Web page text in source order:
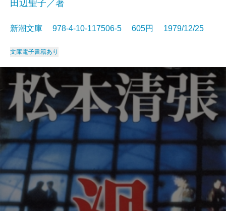
田辺聖子／著
新潮文庫 978-4-10-117506-5 605円 1979/12/25
文庫電子書籍あり